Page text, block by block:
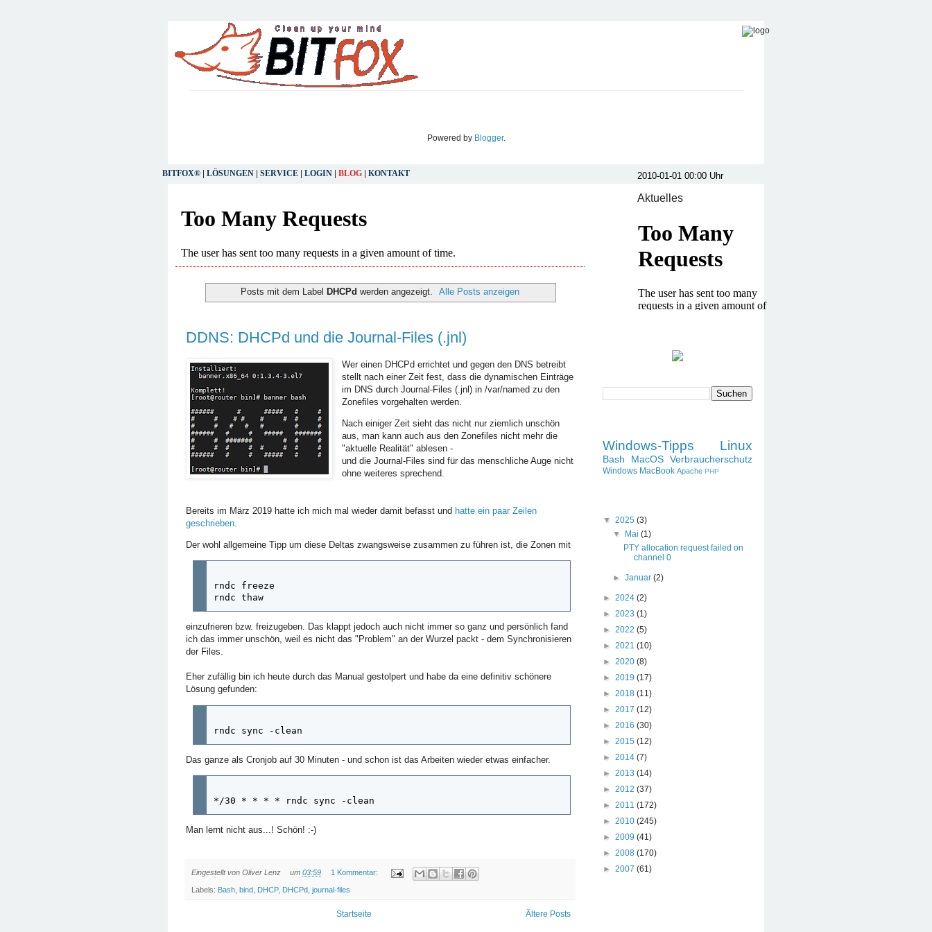
BITFOX® LÖSUNGEN SERVICE LOGIN BLOG KONTAKT
Posts mit dem Label DHCPd werden angezeigt. Alle Posts anzeigen
DDNS: DHCPd und die Journal-Files (.jnl)
Wer einen DHCPd errichtet und gegen den DNS betreibt
stellt nach einer Zeit fest, dass die dynamischen Einträge
im DNS durch Journal-Files (.jnl) in /var/named zu den
Zonefiles vorgehalten werden.
Nach einiger Zeit sieht das nicht nur ziemlich unschön
aus, man kann auch aus den Zonefiles nicht mehr die
"aktuelle Realität" ablesen -
und die Journal-Files sind für das menschliche Auge nicht
ohne weiteres sprechend.
Bereits im März 2019 hatte ich mich mal wieder damit befasst und hatte ein paar Zeilen
geschrieben
Der wohl allgemeine Tipp um diese Deltas zwangsweise zusammen zu führen ist, die Zonen mit
rndc freeze
rndc thaw
einzufrieren bzw. freizugeben. Das klappt jedoch auch nicht immer so ganz und persönlich fand
ich das immer unschön, weil es nicht das "Problem" an der Wurzel packt - dem Synchronisieren
der Files.
Eher zufällig bin ich heute durch das Manual gestolpert und habe da eine definitiv schönere
Lösung gefunden:
rndc sync -clean
Das ganze als Cronjob auf 30 Minuten - und schon ist das Arbeiten wieder etwas einfacher.
*/30 * * * * rndc sync -clean
Man lernt nicht aus...! Schön! :-)
Eingestellt von Oliver Lenz um 03:59 1 Kommentar:
Labels: Bash bind DHCP, DHCPd journal-files
Ältere Posts
Startseite
Windows-Tipps Linux
Bash MacOS Verbraucherschutz
Windows MacBook Apache PHP
▼ 2025 (3)
▼
Mai(1)
PTY allocation request failed on
channel 0
►Januar(2)
► 2024 (2)
► 2023 (1)
► 2022 (5)
► 2021 (10)
► 2020 (8)
► 2019 (17)
► 2018 (11)
► 2017 (12)
► 2016 (30)
► 2015 (12)
► 2014 (7)
► 2013 (14)
► 2012 (37)
► 2011 (172)
► 2010 (245)
► 2009 (41)
► 2008 (170)
► 2007 (61)
Aktuelles
Powered by Blogger.